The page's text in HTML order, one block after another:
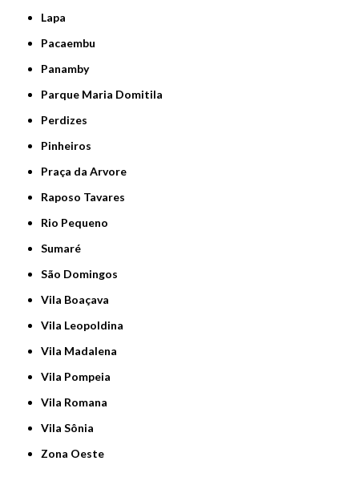
Lapa
Pacaembu
Panamby
Parque Maria Domitila
Perdizes
Pinheiros
Praça da Arvore
Raposo Tavares
Rio Pequeno
Sumaré
São Domingos
Vila Boaçava
Vila Leopoldina
Vila Madalena
Vila Pompeia
Vila Romana
Vila Sônia
Zona Oeste